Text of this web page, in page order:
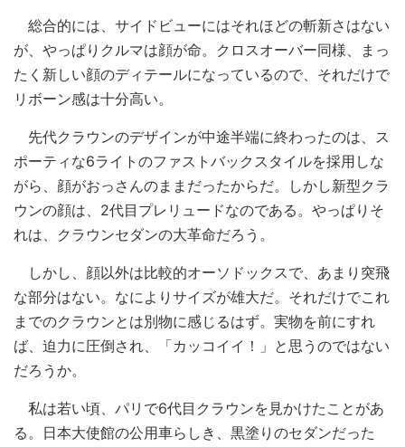
総合的には、サイドビューにはそれほどの斬新さはない
が、やっぱりクルマは顔が命。クロスオーバー同様、まっ
たく新しい顔のディテールになっているので、それだけで
リボーン感は十分高い。
先代クラウンのデザインが中途半端に終わったのは、ス
ポーティな6ライトのファストバックスタイルを採用しな
がら、顔がおっさんのままだったからだ。しかし新型クラ
ウンの顔は、2代目プレリュードなのである。やっぱりそ
れは、クラウンセダンの大革命だろう。
しかし、顔以外は比較的オーソドックスで、あまり突飛
な部分はない。なによりサイズが雄大だ。それだけでこれ
までのクラウンとは別物に感じるはず。実物を前にすれ
ば、迫力に圧倒され、「カッコイイ！」と思うのではない
だろうか。
私は若い頃、パリで6代目クラウンを見かけたことがあ
る。日本大使館の公用車らしき、黒塗りのセダンだった